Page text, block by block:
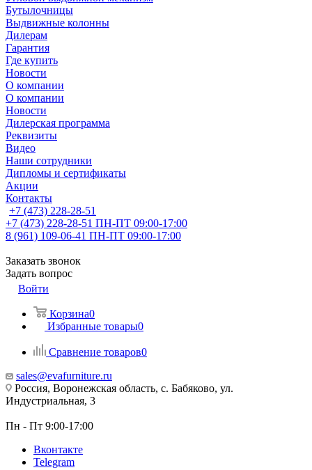
Бутылочницы
Выдвижные колонны
Дилерам
Гарантия
Где купить
Новости
О компании
О компании
Новости
Дилерская программа
Реквизиты
Видео
Наши сотрудники
Дипломы и сертификаты
Акции
Контакты
+7 (473) 228-28-51
+7 (473) 228-28-51 ПН-ПТ 09:00-17:00
8 (961) 109-06-41 ПН-ПТ 09:00-17:00
Заказать звонок
Задать вопрос
Войти
Корзина0
Избранные товары0
Сравнение товаров0
sales@evafurniture.ru
Россия, Воронежская область, с. Бабяково, ул.
Индустриальная, 3
Пн - Пт 9:00-17:00
Вконтакте
Telegram